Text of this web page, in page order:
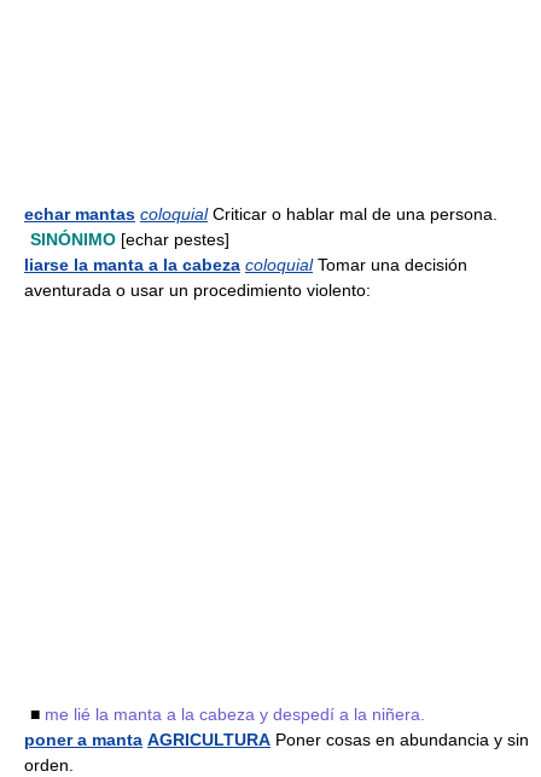
echar mantas coloquialCriticar o hablar mal de una persona.
SINÓNIMO [echar pestes]
liarse la manta a la cabeza coloquialTomar una decisión
aventurada o usar un procedimiento violento:
■ me lié la manta a la cabeza y despedí a la niñera.
poner a manta AGRICULTURA Poner cosas en abundancia y sin
orden.